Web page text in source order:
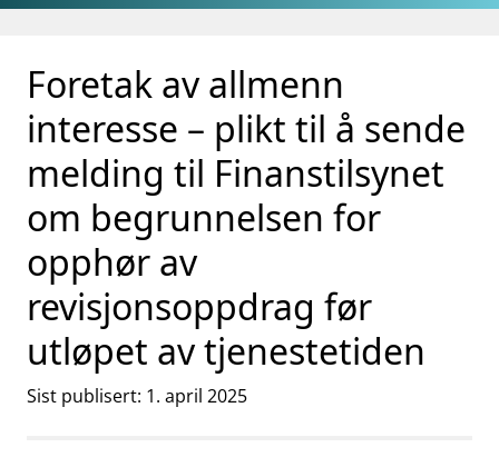
Gå til hovedinnhold
Gå til søkesiden
Foretak av allmenn
interesse – plikt til å sende
melding til Finanstilsynet
om begrunnelsen for
opphør av
revisjonsoppdrag før
utløpet av tjenestetiden
Sist publisert: 1. april 2025